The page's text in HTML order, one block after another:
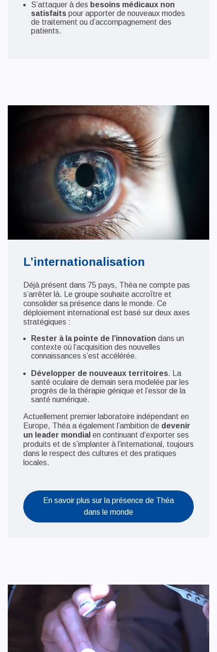
S’attaquer à des besoins médicaux non
satisfaits pour apporter de nouveaux modes
de traitement ou d’accompagnement des
patients.
L’internationalisation
Déjà présent dans 75 pays, Théa ne compte pas
s’arrêter là. Le groupe souhaite accroître et
consolider sa présence dans le monde. Ce
déploiement international est basé sur deux axes
stratégiques :
Rester à la pointe de l’innovation dans un
contexte où l’acquisition des nouvelles
connaissances s’est accélérée.
Développer de nouveaux territoires. La
santé oculaire de demain sera modelée par les
progrès de la thérapie génique et l’essor de la
santé numérique.
Actuellement premier laboratoire indépendant en
Europe, Théa a également l’ambition de devenir
un leader mondial en continuant d’exporter ses
produits et de s’implanter à l’international, toujours
dans le respect des cultures et des pratiques
locales.
En savoir plus sur la présence de Théa
dans le monde